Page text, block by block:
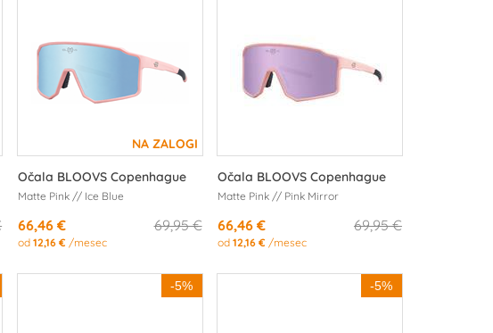
Očala BLOOVS Copenhague
Matte Pink // Ice Blue
69,95 €
66,46 €
od12,16 € /mesec
Očala BLOOVS Copenhague
Matte Pink // Pink Mirror
69,95 €
66,46 €
od12,16 € /mesec
-5% -5%